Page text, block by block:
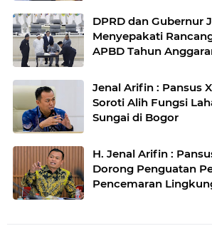
DPRD dan Gubernur
Menyepakati
APBD Tahun
Jenal Arifin : Pansus XV DPRD Jabar
Soroti Alih Fungsi
Sungai di Bogor
H. Jenal Arifin :
Dorong Penguatan
Pencemaran